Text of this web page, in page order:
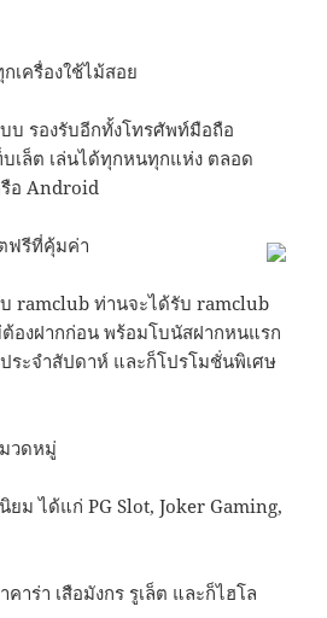
เครื่องใช้ไม้สอย
บ รองรับอีกทั้งโทรศัพท์มือถือ
เล็ต เล่นได้ทุกหนทุกแห่ง ตลอด
รือ Android
ฟรีที่คุ้มค่า
ramclub ท่านจะได้รับ ramclub
องฝากก่อน พร้อมโบนัสฝากหนแรก
ระจำสัปดาห์ และก็โปรโมชั่นพิเศษ
วดหมู่
ม ได้แก่ PG Slot, Joker Gaming,
าร่า เสือมังกร รูเล็ต และก็ไฮโล